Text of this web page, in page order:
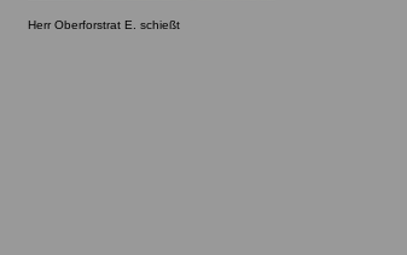
Herr Oberforstrat E. schießt